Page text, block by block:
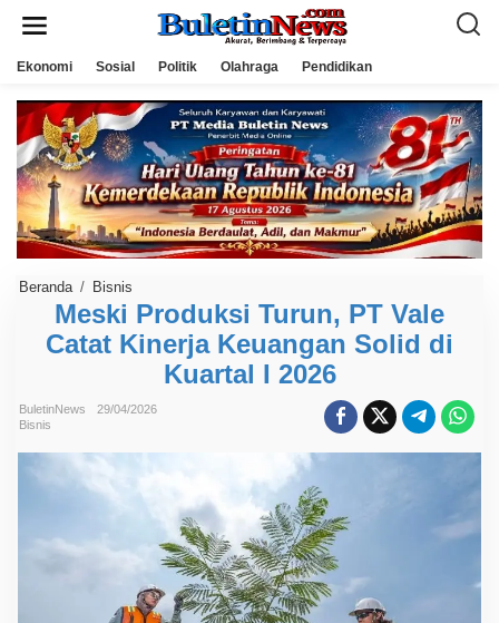
Ekonomi Sosial Politik Olahraga Pendidikan
Beranda / Bisnis
e
s
k
i
o
k
u
P
Meski Produksi Turun, PT Vale
Catat Kinerja Keuangan Solid di
Kuartal I 2026
BuletinNews
29/04/2026
Bisnis